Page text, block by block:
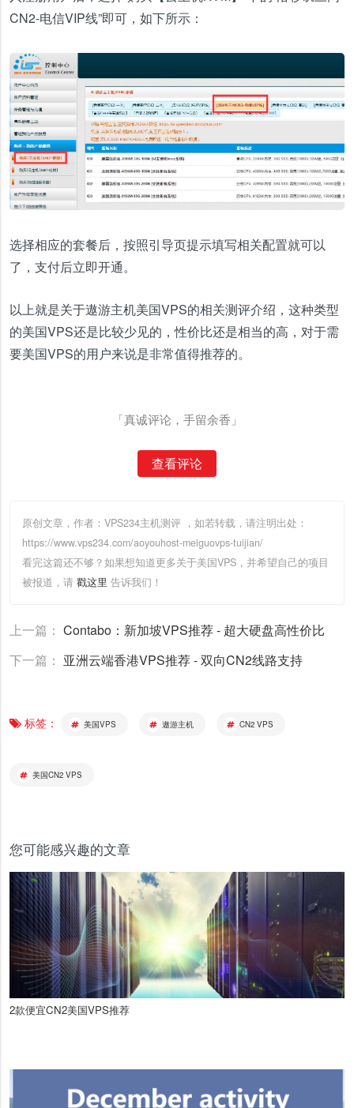
CN2-电信VIP线”即可，如下所示：
选择相应的套餐后，按照引导页提示填写相关配置就可以
了，支付后立即开通。
以上就是关于遨游主机美国VPS的相关测评介绍，这种类型
的美国VPS还是比较少见的，性价比还是相当的高，对于需
要美国VPS的用户来说是非常值得推荐的。
「真诚评论，手留余香」
查看评论
原创文章，作者：VPS234主机测评 ，如若转载，请注明出处：
https://www.vps234.com/aoyouhost-meiguovps-tuijian/
看完这篇还不够？如果想知道更多关于美国VPS，并希望自己的项目
被报道，请 戳这里 告诉我们！
上一篇： Contabo：新加坡VPS推荐 - 超大硬盘高性价比
下一篇： 亚洲云端香港VPS推荐 - 双向CN2线路支持
标签： 美国VPS 遨游主机 CN2 VPS
美国CN2 VPS
您可能感兴趣的文章
2款便宜CN2美国VPS推荐